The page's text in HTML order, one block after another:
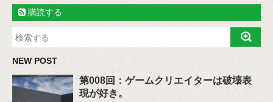
購読する
NEW POST
第008回：ゲームクリエイターは破壊表
現が好き。